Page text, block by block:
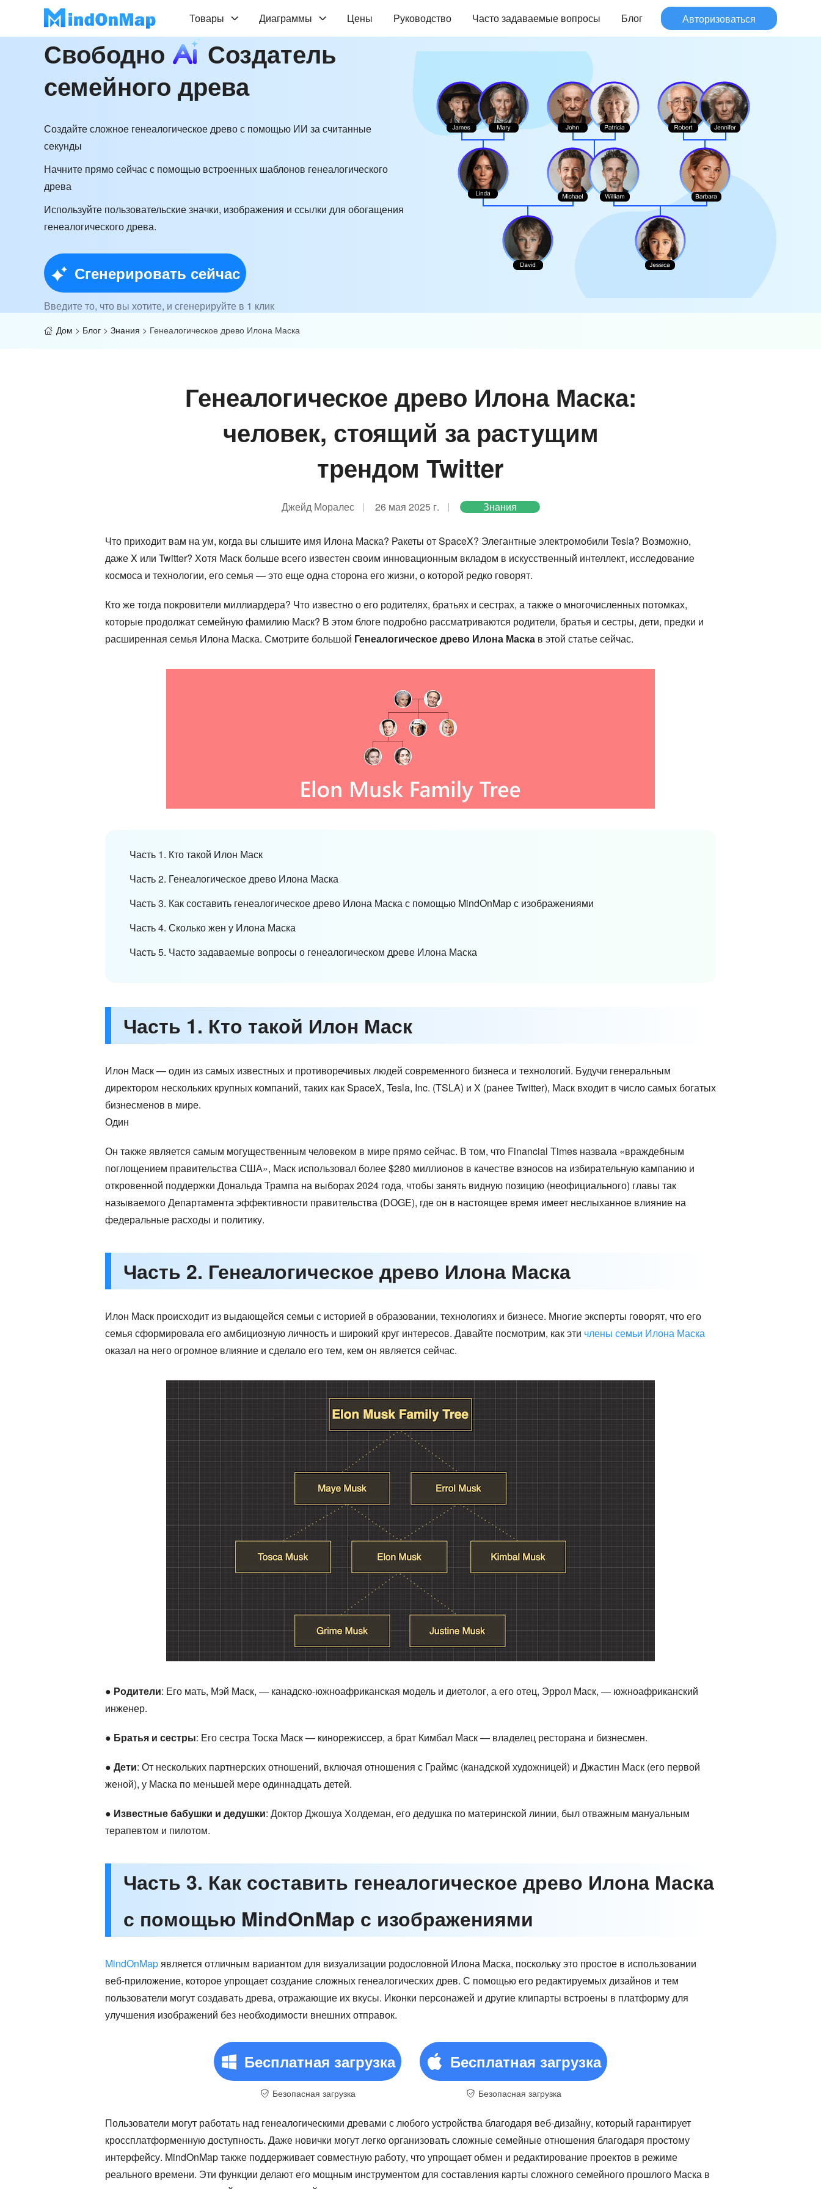
Товары Диаграммы Цены Руководство Часто задаваемые вопросы Блог Авторизоваться
Свободно
Создатель
семейного древа
Создайте сложное генеалогическое древо с помощью ИИ за считанные
секунды
Начните прямо сейчас с помощью встроенных шаблонов генеалогического
древа
Используйте пользовательские значки, изображения и ссылки для обогащения
генеалогического древа.
Сгенерировать сейчас
Введите то, что вы хотите, и сгенерируйте в 1 клик
Дом > Блог > Знания > Генеалогическое древо Илона Маска
Генеалогическое древо Илона Маска:
человек, стоящий за растущим
трендом Twitter
Джейд Моралес 26 мая 2025 г. Знания
Что приходит вам на ум, когда вы слышите имя Илона Маска? Ракеты от SpaceX? Элегантные электромобили Tesla? Возможно,
даже X или Twitter? Хотя Маск больше всего известен своим инновационным вкладом в искусственный интеллект, исследование
космоса и технологии, его семья — это еще одна сторона его жизни, о которой редко говорят.
Кто же тогда покровители миллиардера? Что известно о его родителях, братьях и сестрах, а также о многочисленных потомках,
которые продолжат семейную фамилию Маск? В этом блоге подробно рассматриваются родители, братья и сестры, дети, предки и
расширенная семья Илона Маска. Смотрите большой Генеалогическое древо Илона Маска в этой статье сейчас.
Часть 1. Кто такой Илон Маск
Часть 2. Генеалогическое древо Илона Маска
Часть 3. Как составить генеалогическое древо Илона Маска с помощью MindOnMap с изображениями
Часть 4. Сколько жен у Илона Маска
Часть 5. Часто задаваемые вопросы о генеалогическом древе Илона Маска
Часть 1. Кто такой Илон Маск
Илон Маск — один из самых известных и противоречивых людей современного бизнеса и технологий. Будучи генеральным
директором нескольких крупных компаний, таких как SpaceX, Tesla, Inc. (TSLA) и X (ранее Twitter), Маск входит в число самых богатых
бизнесменов в мире.
Один
Он также является самым могущественным человеком в мире прямо сейчас. В том, что Financial Times назвала «враждебным
поглощением правительства США», Маск использовал более $280 миллионов в качестве взносов на избирательную кампанию и
откровенной поддержки Дональда Трампа на выборах 2024 года, чтобы занять видную позицию (неофициального) главы так
называемого Департамента эффективности правительства (DOGE), где он в настоящее время имеет неслыханное влияние на
федеральные расходы и политику.
Часть 2. Генеалогическое древо Илона Маска
Илон Маск происходит из выдающейся семьи с историей в образовании, технологиях и бизнесе. Многие эксперты говорят, что его
семья сформировала его амбициозную личность и широкий круг интересов. Давайте посмотрим, как эти члены семьи Илона Маска
оказал на него огромное влияние и сделало его тем, кем он является сейчас.
● Родители: Его мать, Мэй Маск, — канадско-южноафриканская модель и диетолог, а его отец, Эррол Маск, — южноафриканский
инженер.
● Братья и сестры: Его сестра Тоска Маск — кинорежиссер, а брат Кимбал Маск — владелец ресторана и бизнесмен.
● Дети: От нескольких партнерских отношений, включая отношения с Граймс (канадской художницей) и Джастин Маск (его первой
женой), у Маска по меньшей мере одиннадцать детей.
● Известные бабушки и дедушки: Доктор Джошуа Холдеман, его дедушка по материнской линии, был отважным мануальным
терапевтом и пилотом.
Часть 3. Как составить генеалогическое древо Илона Маска
с помощью MindOnMap с изображениями
MindOnMapявляется отличным вариантом для визуализации родословной Илона Маска, поскольку это простое в использовании
веб-приложение, которое упрощает создание сложных генеалогических древ. С помощью его редактируемых дизайнов и тем
пользователи могут создавать древа, отражающие их вкусы. Иконки персонажей и другие клипарты встроены в платформу для
улучшения изображений без необходимости внешних отправок.
Бесплатная загрузка
Безопасная загрузка
Бесплатная загрузка
Безопасная загрузка
Пользователи могут работать над генеалогическими древами с любого устройства благодаря веб-дизайну, который гарантирует
кроссплатформенную доступность. Даже новички могут легко организовать сложные семейные отношения благодаря простому
интерфейсу. MindOnMap также поддерживает совместную работу, что упрощает обмен и редактирование проектов в режиме
реального времени. Эти функции делают его мощным инструментом для составления карты сложного семейного прошлого Маска в